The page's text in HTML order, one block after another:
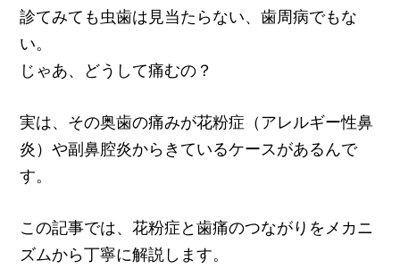
診てみても虫歯は見当たらない、歯周病でもな
い。
じゃあ、どうして痛むの？
実は、その奥歯の痛みが花粉症（アレルギー性鼻
炎）や副鼻腔炎からきているケースがあるんで
す。
この記事では、花粉症と歯痛のつながりをメカニ
ズムから丁寧に解説します。